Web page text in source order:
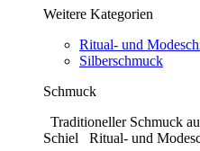
Weitere Kategorien
Ritual- und
Silberschmuck
Schmuck
Traditioneller Schmuck
Schiel Ritual- und